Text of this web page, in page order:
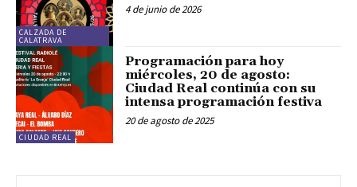
CALZADA DE
CALATRAVA
4 de junio de 2026
CIUDAD REAL
Programación para hoy
miércoles, 20 de agosto:
Ciudad Real continúa con su
intensa programación festiva
20 de agosto de 2025